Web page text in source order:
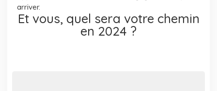
arriver.
Et vous, quel sera votre chemin
en 2024 ?